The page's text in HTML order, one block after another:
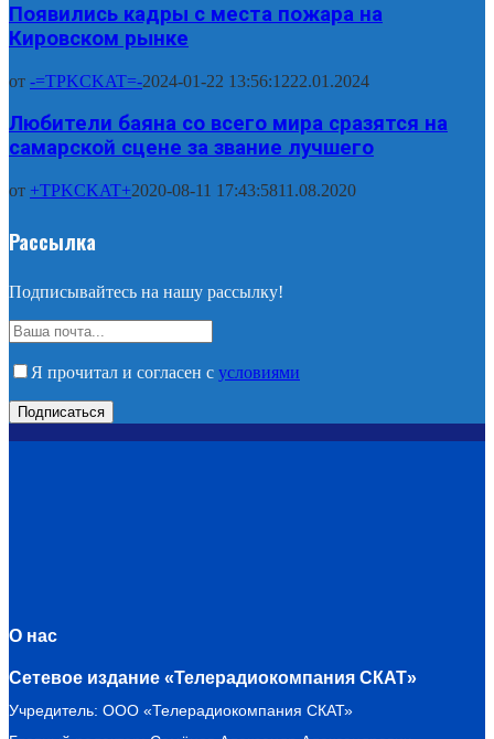
Появились кадры с места пожара на
Кировском рынке
от -=TPKCKAT=-2024-01-22 13:56:1222.01.2024
Любители баяна со всего мира сразятся на
самарской сцене за звание лучшего
от +TPKCKAT+2020-08-11 17:43:5811.08.2020
Рассылка
Подписывайтесь на нашу рассылку!
Я прочитал и согласен с условиями
О нас
Сетевое издание «Телерадиокомпания СКАТ»
Учредитель: ООО «Телерадиокомпания СКАТ»